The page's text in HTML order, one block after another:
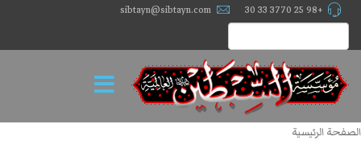
+98 25 3770 33 30
sibtayn@sibtayn.com
الصفحة الرئيسية